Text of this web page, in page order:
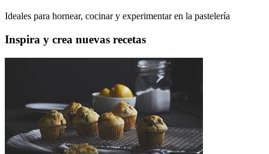
Ideales para hornear, cocinar y experimentar en la pastelería
Inspira y crea nuevas recetas